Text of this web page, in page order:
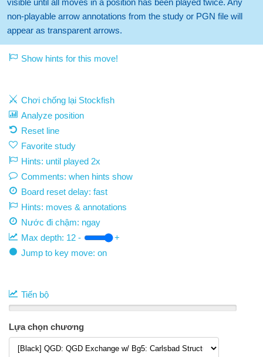
visible until all moves in a position has been played twice. Any
non-playable arrow annotations from the study or PGN file will
appear as transparent arrows.
Show hints for this move!
Chơi chống lại Stockfish
Analyze position
Reset line
Favorite study
Hints: until played 2x
Comments: when hints show
Board reset delay: fast
Hints: moves & annotations
Nước đi chậm: ngay
Max depth: 12 -
+
Jump to key move: on
Tiến bộ
Lựa chọn chương